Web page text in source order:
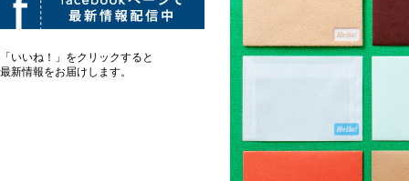
「いいね！」をクリックすると
最新情報をお届けします。